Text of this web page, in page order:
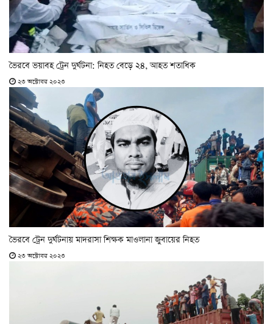
ভৈরবে ভয়াবহ ট্রেন দুর্ঘটনা: নিহত বেড়ে ২৪, আহত শতাধিক
২৩ অক্টোবর ২০২৩
ভৈরবে ট্রেন দুর্ঘটনায় মাদরাসা শিক্ষক মাওলানা জুবায়ের নিহত
২৩ অক্টোবর ২০২৩